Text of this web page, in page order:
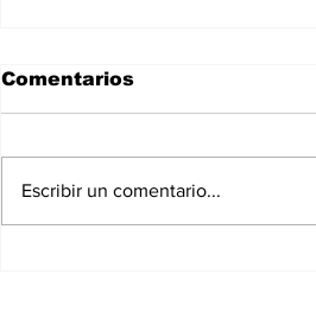
Comentarios
Escribir un comentario...